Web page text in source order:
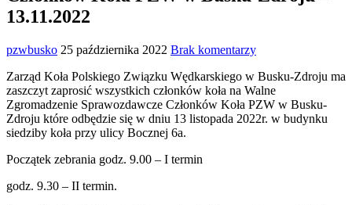
13.11.2022
pzwbusko 25 października 2022 Brak komentarzy
Zarząd Koła Polskiego Związku Wędkarskiego w Busku-Zdroju ma
zaszczyt zaprosić wszystkich członków koła na Walne
Zgromadzenie Sprawozdawcze Członków Koła PZW w Busku-
Zdroju które odbędzie się w dniu 13 listopada 2022r. w budynku
siedziby koła przy ulicy Bocznej 6a.
Początek zebrania godz. 9.00 – I termin
godz. 9.30 – II termin.